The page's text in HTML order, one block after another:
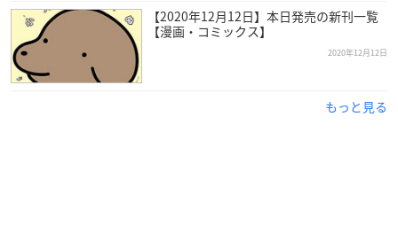
【2020年12月12日】本日発売の新刊一覧
【漫画・コミックス】
2020年12月12日
もっと見る